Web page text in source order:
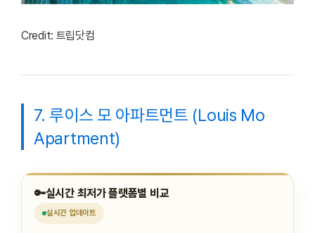
Credit: 트립닷컴
7. 루이스 모 아파트먼트 (Louis Mo
Apartment)
🔑실시간 최저가 플랫폼별 비교
실시간 업데이트